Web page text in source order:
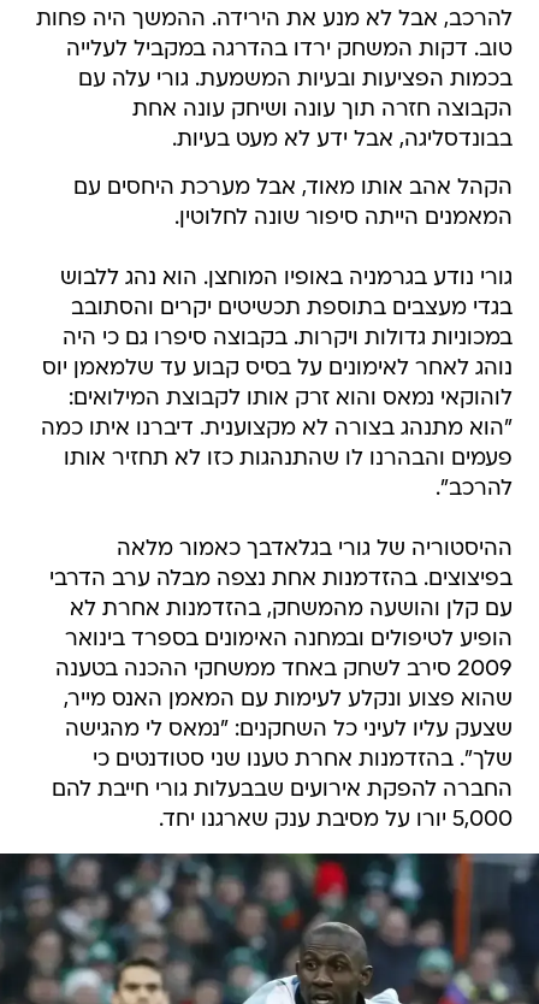
להרכב, אבל לא מנע את הירידה. ההמשך היה פחות
טוב. דקות המשחק ירדו בהדרגה במקביל לעלייה
בכמות הפציעות ובעיות המשמעת. גורי עלה עם
הקבוצה חזרה תוך עונה ושיחק עונה אחת
בבונדסליגה, אבל ידע לא מעט בעיות.
הקהל אהב אותו מאוד, אבל מערכת היחסים עם
המאמנים הייתה סיפור שונה לחלוטין.
גורי נודע בגרמניה באופיו המוחצן. הוא נהג ללבוש
בגדי מעצבים בתוספת תכשיטים יקרים והסתובב
במכוניות גדולות ויקרות. בקבוצה סיפרו גם כי היה
נוהג לאחר לאימונים על בסיס קבוע עד שלמאמן יוס
לוהוקאי נמאס והוא זרק אותו לקבוצת המילואים:
"הוא מתנהג בצורה לא מקצוענית. דיברנו איתו כמה
פעמים והבהרנו לו שהתנהגות כזו לא תחזיר אותו
להרכב".
ההיסטוריה של גורי בגלאדבך כאמור מלאה
בפיצוצים. בהזדמנות אחת נצפה מבלה ערב הדרבי
עם קלן והושעה מהמשחק, בהזדמנות אחרת לא
הופיע לטיפולים ובמחנה האימונים בספרד בינואר
2009 סירב לשחק באחד ממשחקי ההכנה בטענה
שהוא פצוע ונקלע לעימות עם המאמן האנס מייר,
שצעק עליו לעיני כל השחקנים: "נמאס לי מהגישה
שלך". בהזדמנות אחרת טענו שני סטודנטים כי
החברה להפקת אירועים שבבעלות גורי חייבת להם
5,000 יורו על מסיבת ענק שארגנו יחד.